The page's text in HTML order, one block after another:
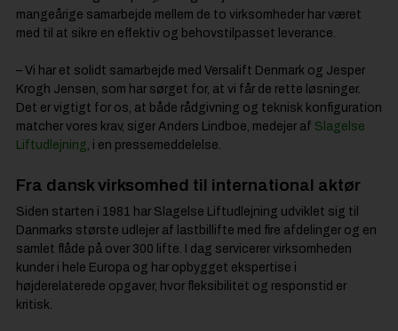
mangeårige samarbejde mellem de to virksomheder har været
med til at sikre en effektiv og behovstilpasset leverance.
– Vi har et solidt samarbejde med Versalift Denmark og Jesper
Krogh Jensen, som har sørget for, at vi får de rette løsninger.
Det er vigtigt for os, at både rådgivning og teknisk konfiguration
matcher vores krav, siger Anders Lindboe, medejer af Slagelse
Liftudlejning , i en pressemeddelelse.
Fra dansk virksomhed til international aktør
Siden starten i 1981 har Slagelse Liftudlejning udviklet sig til
Danmarks største udlejer af lastbillifte med fire afdelinger og en
samlet flåde på over 300 lifte. I dag servicerer virksomheden
kunder i hele Europa og har opbygget ekspertise i
højderelaterede opgaver, hvor fleksibilitet og responstid er
kritisk.